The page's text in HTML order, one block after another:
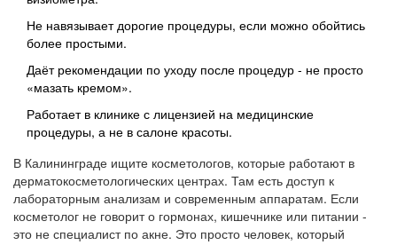
Не навязывает дорогие процедуры, если можно обойтись
более простыми.
Даёт рекомендации по уходу после процедур - не просто
«мазать кремом».
Работает в клинике с лицензией на медицинские
процедуры, а не в салоне красоты.
В Калининграде ищите косметологов, которые работают в
дерматокосметологических центрах. Там есть доступ к
лабораторным анализам и современным аппаратам. Если
косметолог не говорит о гормонах, кишечнике или питании -
это не специалист по акне. Это просто человек, который